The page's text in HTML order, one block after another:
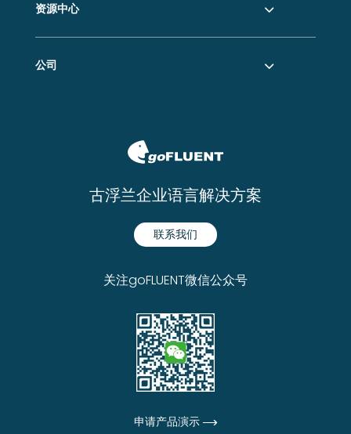
资源中心
公司
古浮兰企业语言解决方案
联系我们
关注goFLUENT微信公众号
申请产品演示